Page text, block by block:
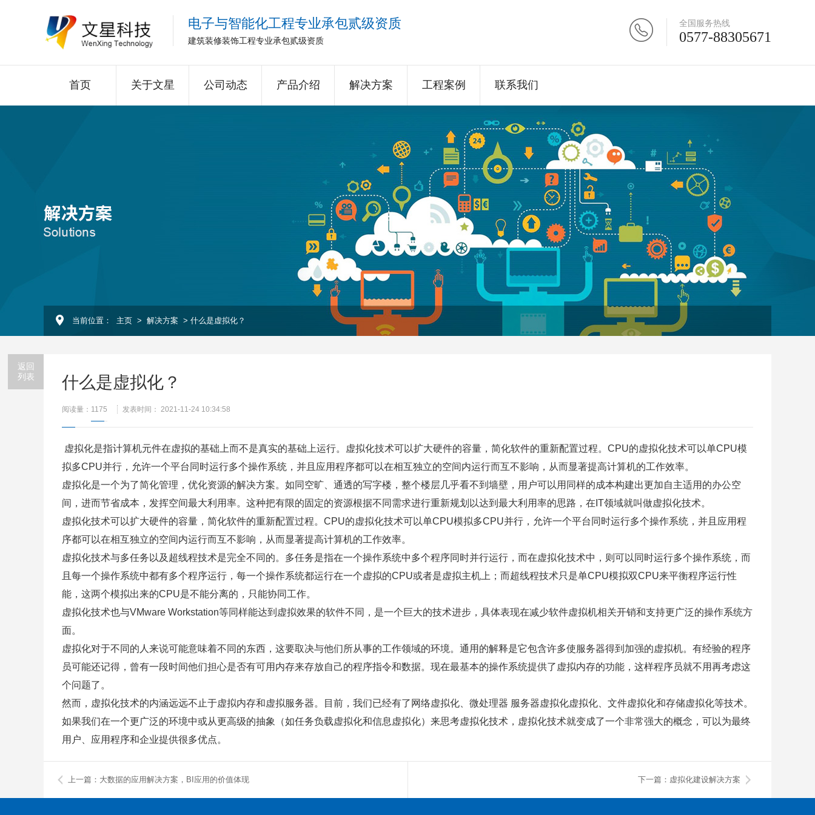
电子与智能化工程专业承包贰级资质
建筑装修装饰工程专业承包贰级资质
全国服务热线
0577-88305671
首页 关于文星 公司动态 产品介绍 解决方案 工程案例 联系我们
当前位置： 主页 > 解决方案 > 什么是虚拟化？
返回
列表
什么是虚拟化？
阅读量： 1175 发表时间： 2021-11-24 10:34:58
虚拟化是指计算机元件在虚拟的基础上而不是真实的基础上运行。虚拟化技术可以扩大硬件的容量，简化软件的重新配置过程。CPU的虚拟化技术可以单CPU模
拟多CPU并行，允许一个平台同时运行多个操作系统，并且应用程序都可以在相互独立的空间内运行而互不影响，从而显著提高计算机的工作效率。
虚拟化是一个为了简化管理，优化资源的解决方案。如同空旷、通透的写字楼，整个楼层几乎看不到墙壁，用户可以用同样的成本构建出更加自主适用的办公空
间，进而节省成本，发挥空间最大利用率。这种把有限的固定的资源根据不同需求进行重新规划以达到最大利用率的思路，在IT领域就叫做虚拟化技术。
虚拟化技术可以扩大硬件的容量，简化软件的重新配置过程。CPU的虚拟化技术可以单CPU模拟多CPU并行，允许一个平台同时运行多个操作系统，并且应用程
序都可以在相互独立的空间内运行而互不影响，从而显著提高计算机的工作效率。
虚拟化技术与多任务以及超线程技术是完全不同的。多任务是指在一个操作系统中多个程序同时并行运行，而在虚拟化技术中，则可以同时运行多个操作系统，而
且每一个操作系统中都有多个程序运行，每一个操作系统都运行在一个虚拟的CPU或者是虚拟主机上；而超线程技术只是单CPU模拟双CPU来平衡程序运行性
能，这两个模拟出来的CPU是不能分离的，只能协同工作。
虚拟化技术也与VMware Workstation等同样能达到虚拟效果的软件不同，是一个巨大的技术进步，具体表现在减少软件虚拟机相关开销和支持更广泛的操作系统方
面。
虚拟化对于不同的人来说可能意味着不同的东西，这要取决与他们所从事的工作领域的环境。通用的解释是它包含许多使服务器得到加强的虚拟机。有经验的程序
员可能还记得，曾有一段时间他们担心是否有可用内存来存放自己的程序指令和数据。现在最基本的操作系统提供了虚拟内存的功能，这样程序员就不用再考虑这
个问题了。
然而，虚拟化技术的内涵远远不止于虚拟内存和虚拟服务器。目前，我们已经有了网络虚拟化、微处理器 服务器虚拟化虚拟化、文件虚拟化和存储虚拟化等技术。
如果我们在一个更广泛的环境中或从更高级的抽象（如任务负载虚拟化和信息虚拟化）来思考虚拟化技术，虚拟化技术就变成了一个非常强大的概念，可以为最终
用户、应用程序和企业提供很多优点。
上一篇：大数据的应用解决方案，BI应用的价值体现 下一篇：虚拟化建设解决方案